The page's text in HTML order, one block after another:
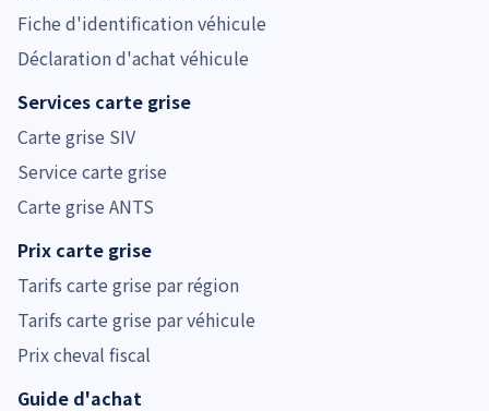
Fiche d'identification véhicule
Déclaration d'achat véhicule
Services carte grise
Carte grise SIV
Service carte grise
Carte grise ANTS
Prix carte grise
Tarifs carte grise par région
Tarifs carte grise par véhicule
Prix cheval fiscal
Guide d'achat